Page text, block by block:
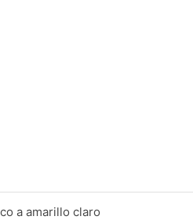
a amarillo claro